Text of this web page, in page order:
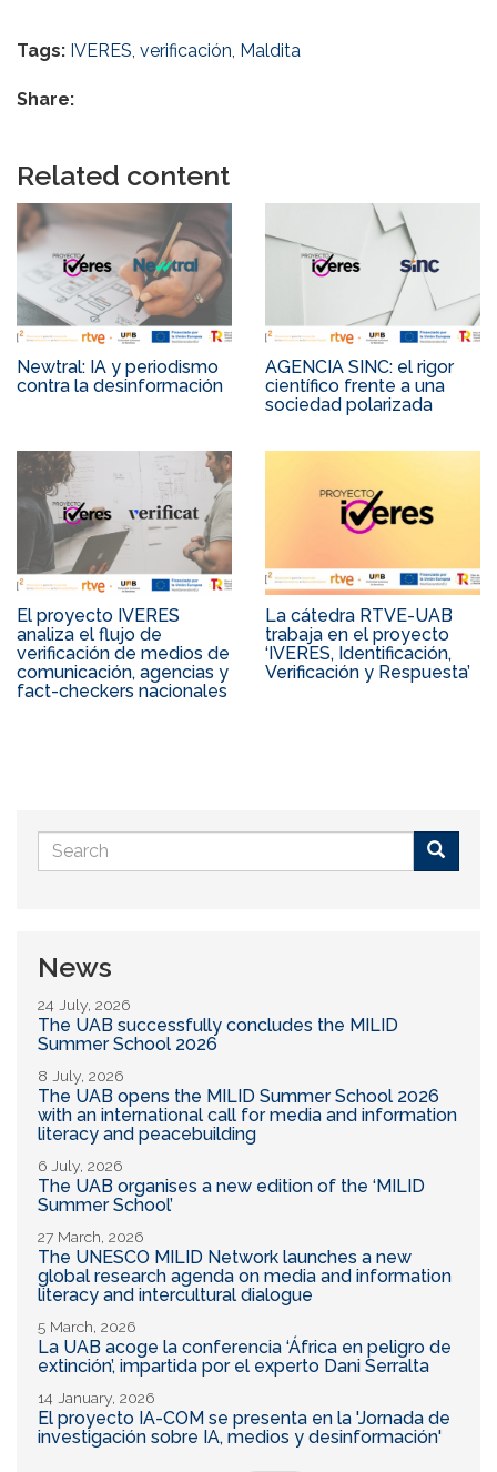
Tags: IVERES, verificación, Maldita
Share:
Related content
Newtral: IA y periodismo
contra la desinformación
AGENCIA SINC: el rigor
científico frente a una
sociedad polarizada
El proyecto IVERES
analiza el flujo de
verificación de medios de
comunicación, agencias y
fact-checkers nacionales
La cátedra RTVE-UAB
trabaja en el proyecto
‘IVERES, Identificación,
Verificación y Respuesta’
Search
form
News
24 July, 2026
The UAB successfully concludes the MILID
Summer School 2026
8 July, 2026
The UAB opens the MILID Summer School 2026
with an international call for media and information
literacy and peacebuilding
6 July, 2026
The UAB organises a new edition of the ‘MILID
Summer School’
27 March, 2026
The UNESCO MILID Network launches a new
global research agenda on media and information
literacy and intercultural dialogue
5 March, 2026
La UAB acoge la conferencia ‘África en peligro de
extinción’, impartida por el experto Dani Serralta
14 January, 2026
El proyecto IA-COM se presenta en la 'Jornada de
investigación sobre IA, medios y desinformación'